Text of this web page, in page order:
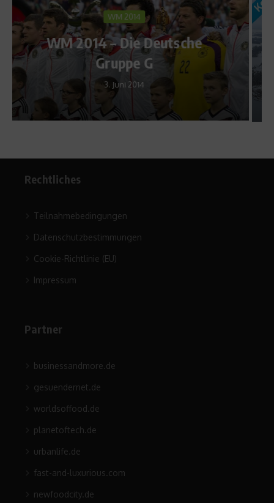
Kolumne
Eine Lanze für den Sport,
eine Lanze für die
Gleichberechtigung
Rechtliches
Teilnahmebedingungen
Datenschutzbestimmungen
Cookie-Richtlinie (EU)
Impressum
Partner
businessandmore.de
gesuendernet.de
worldsoffood.de
planetoftech.de
urbanlife.de
fast-and-luxurious.com
newfoodcity.de